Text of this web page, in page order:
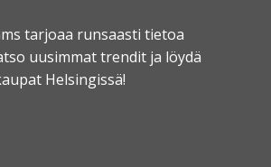
tarjoaa runsaasti tietoa
uusimmat trendit ja löydä
Helsingissä!